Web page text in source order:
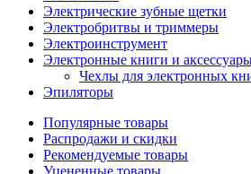
Электрические зубные щетки
Электробритвы и триммеры
Электроинструмент
Электронные книги и
Чехлы для электронных
Эпиляторы
Популярные товары
Распродажи и скидки
Рекомендуемые товары
Уцененные товары